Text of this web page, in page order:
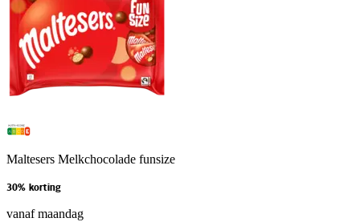
Maltesers Melkchocolade funsize
30% korting
vanaf maandag